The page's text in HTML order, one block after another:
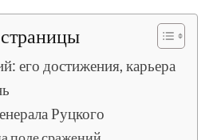
его достижения, карьера
Руцкого